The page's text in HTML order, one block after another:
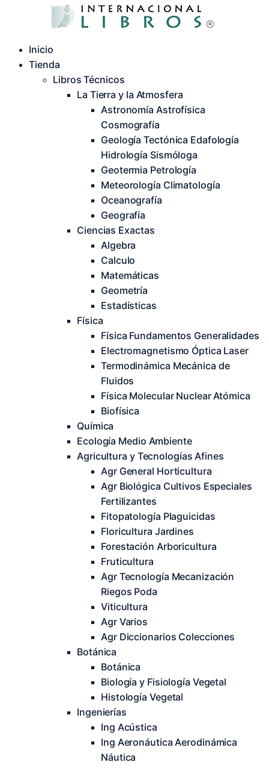
Inicio
Tienda
Libros Técnicos
La Tierra y la Atmosfera
Astronomía Astrofísica
Cosmografía
Geología Tectónica Edafología
Hidrología Sismóloga
Geotermia Petrología
Meteorología Climatología
Oceanografía
Geografía
Ciencias Exactas
Algebra
Calculo
Matemáticas
Geometría
Estadísticas
Física
Física Fundamentos Generalidades
Electromagnetismo Óptica Laser
Termodinámica Mecánica de
Fluidos
Física Molecular Nuclear Atómica
Biofísica
Química
Ecología Medio Ambiente
Agricultura y Tecnologías Afines
Agr General Horticultura
Agr Biológica Cultivos Especiales
Fertilizantes
Fitopatología Plaguicidas
Floricultura Jardines
Forestación Arboricultura
Fruticultura
Agr Tecnología Mecanización
Riegos Poda
Viticultura
Agr Varios
Agr Diccionarios Colecciones
Botánica
Botánica
Biología y Fisiología Vegetal
Histología Vegetal
Ingenierías
Ing Acústica
Ing Aeronáutica Aerodinámica
Náutica